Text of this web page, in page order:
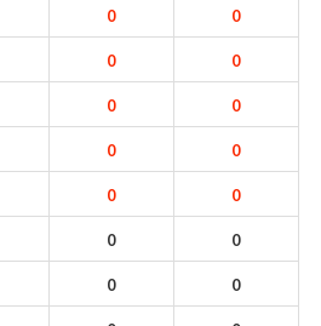
0
0
0
0
0
0
0
0
0
0
0
0
0
0